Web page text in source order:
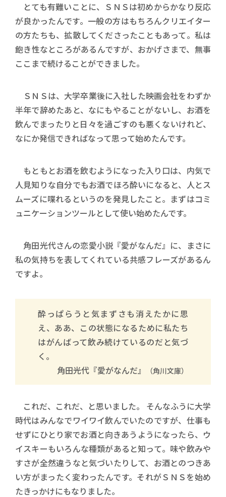
とても有難いことに、ＳＮＳは初めからかなり反応
が良かったんです。一般の方はもちろんクリエイター
の方たちも、拡散してくださったこともあって。私は
飽き性なところがあるんですが、おかげさまで、無事
ここまで続けることができました。
ＳＮＳは、大学卒業後に入社した映画会社をわずか
半年で辞めたあと、なにもやることがないし、お酒を
飲んでまったりと日々を過ごすのも悪くないけれど、
なにか発信できればなって思って始めたんです。
もともとお酒を飲むようになった入り口は、内気で
人見知りな自分でもお酒でほろ酔いになると、人とス
ムーズに喋れるというのを発見したこと。まずはコミ
ュニケーションツールとして使い始めたんです。
角田光代さんの恋愛小説『愛がなんだ』に、まさに
私の気持ちを表してくれている共感フレーズがあるん
ですよ。
酔っぱらうと気まずさも消えたかに思
え、ああ、この状態になるために私たち
はがんばって飲み続けているのだと気づ
く。
角田光代『愛がなんだ』
（角川文庫）
これだ、これだ、と思いました。 そんなふうに大学
時代はみんなでワイワイ飲んでいたのですが、仕事も
せずにひとり家でお酒と向きあうようになったら、ウ
イスキーもいろんな種類があると知って。味や飲みや
すさが全然違うなと気づいたりして、お酒とのつきあ
い方がまったく変わったんです。それがＳＮＳを始め
たきっかけにもなりました。